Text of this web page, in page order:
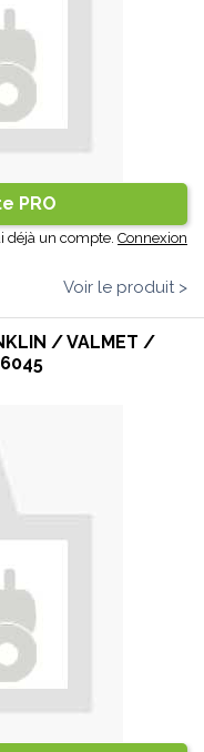
PRO
déjà un compte. Connexion
Voir le produit >
/ VALMET /